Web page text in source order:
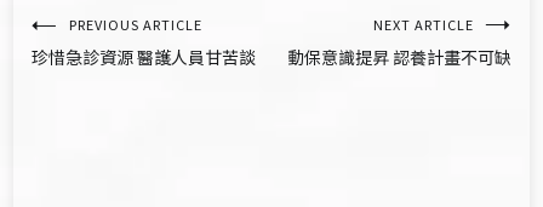
文
章
PREVIOUS ARTICLE
珍惜急診資源 醫護人員甘苦談
NEXT ARTICLE
動保意識提昇 認養計畫不可缺